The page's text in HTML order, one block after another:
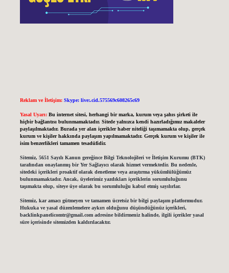
Reklam ve İletişim: Skype: live:.cid.575569c608265c69
Yasal Uyarı: Bu internet sitesi, herhangi bir marka, kurum veya şahıs şirketi ile
hiçbir bağlantısı bulunmamaktadır. Sitede yalnızca kendi hazırladığımız makaleler
paylaşılmaktadır. Burada yer alan içerikler haber niteliği taşımamakta olup, gerçek
kurum ve kişiler hakkında paylaşım yapılmamaktadır. Gerçek kurum ve kişiler ile
isim benzerlikleri tamamen tesadüfidir.
Sitemiz, 5651 Sayılı Kanun gereğince Bilgi Teknolojileri ve İletişim Kurumu (BTK)
tarafından onaylanmış bir Yer Sağlayıcı olarak hizmet vermektedir. Bu nedenle,
sitedeki içerikleri proaktif olarak denetleme veya araştırma yükümlülüğümüz
bulunmamaktadır. Ancak, üyelerimiz yazdıkları içeriklerin sorumluluğunu
taşımakta olup, siteye üye olarak bu sorumluluğu kabul etmiş sayılırlar.
Sitemiz, kar amacı gütmeyen ve tamamen ücretsiz bir bilgi paylaşım platformudur.
Hukuka ve yasal düzenlemelere aykırı olduğunu düşündüğünüz içerikleri,
backlinkpanelicomtr@gmail.comadresine bildirmeniz halinde, ilgili içerikler yasal
süre içerisinde sitemizden kaldırılacaktır.